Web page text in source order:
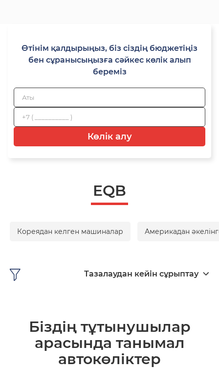
Өтінім қалдырыңыз, біз сіздің бюджетіңіз
бен сұранысыңызға сәйкес көлік алып
береміз
Көлік алу
EQB
Кореядан келген машиналар Америкадан
Тазалаудан кейін сұрыптау
Біздің тұтынушылар
арасында танымал
автокөліктер